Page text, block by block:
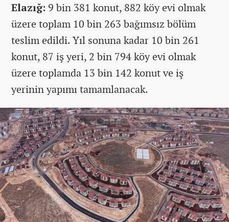
Elazığ: 9 bin 381 konut, 882 köy evi olmak
üzere toplam 10 bin 263 bağımsız bölüm
teslim edildi. Yıl sonuna kadar 10 bin 261
konut, 87 iş yeri, 2 bin 794 köy evi olmak
üzere toplamda 13 bin 142 konut ve iş
yerinin yapımı tamamlanacak.